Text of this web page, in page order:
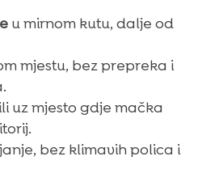
u mirnom kutu, dalje od
mjestu, bez prepreka i
uz mjesto gdje mačka
bez klimavih polica i